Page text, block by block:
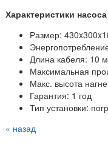
Характеристики
Размер:
Длина кабеля: 10 м
Максимальная
Макс. высота
Гарантия: 1 год
Тип установки:
« назад